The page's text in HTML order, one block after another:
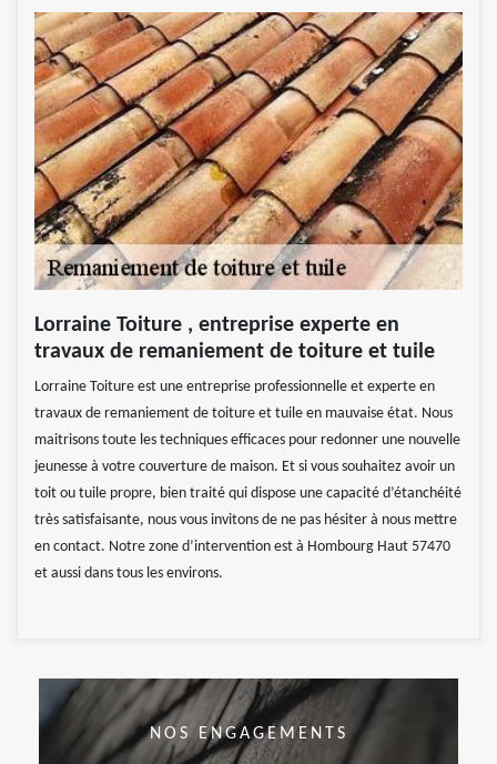
Lorraine Toiture , entreprise experte en
travaux de remaniement de toiture et tuile
Lorraine Toiture est une entreprise professionnelle et experte en
travaux de remaniement de toiture et tuile en mauvaise état. Nous
maitrisons toute les techniques efficaces pour redonner une nouvelle
jeunesse à votre couverture de maison. Et si vous souhaitez avoir un
toit ou tuile propre, bien traité qui dispose une capacité d’étanchéité
très satisfaisante, nous vous invitons de ne pas hésiter à nous mettre
en contact. Notre zone d’intervention est à Hombourg Haut 57470
et aussi dans tous les environs.
NOS ENGAGEMENTS